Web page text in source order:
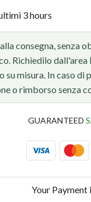
3 hours
consegna, senza
Richiedilo dall'area
su misura. In caso
o rimborso senza
GUARANTEED
Your Payment